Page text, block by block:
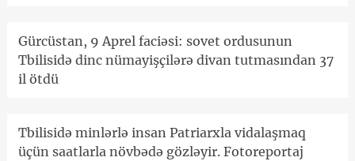
Gürcüstan, 9 Aprel faciəsi: sovet ordusunun
Tbilisidə dinc nümayişçilərə divan tutmasından 37
il ötdü
Tbilisidə minlərlə insan Patriarxla vidalaşmaq
üçün saatlarla növbədə gözləyir. Fotoreportaj